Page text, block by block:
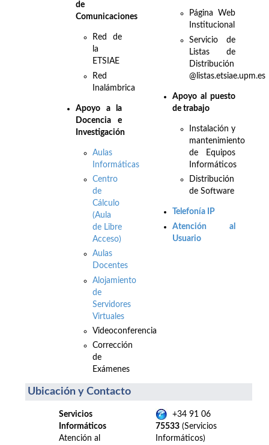
de
Comunicaciones
Red de
la
ETSIAE
Red
Inalámbrica
Apoyo a la
Docencia e
Investigación
Aulas
Informáticas
Centro
de
Cálculo
(Aula
de Libre
Acceso)
Aulas
Docentes
Alojamiento
de
Servidores
Virtuales
Videoconferencia
Corrección
de
Exámenes
Página Web
Institucional
Servicio de
Listas de
Distribución
@listas.etsiae.upm.es
Apoyo al puesto
de trabajo
Instalación y
mantenimiento
de Equipos
Informáticos
Distribución
de Software
Telefonía IP
Atención al
Usuario
Ubicación y Contacto
Servicios
Informáticos
Atención al
+34 91 06
75533 (Servicios
Informáticos)